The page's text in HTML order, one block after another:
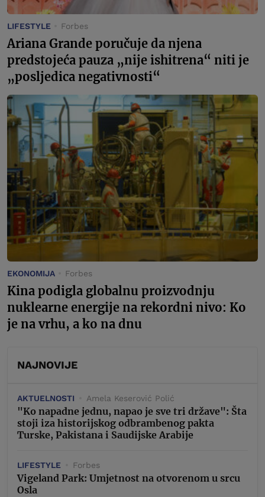
LIFESTYLE Forbes
Ariana Grande poručuje da njena
predstojeća pauza „nije ishitrena“ niti je
„posljedica negativnosti“
EKONOMIJA Forbes
Kina podigla globalnu proizvodnju
nuklearne energije na rekordni nivo: Ko
je na vrhu, a ko na dnu
NAJNOVIJE
AKTUELNOSTI Amela Keserović Polić
"Ko napadne jednu, napao je sve tri države": Šta
stoji iza historijskog odbrambenog pakta
Turske, Pakistana i Saudijske Arabije
LIFESTYLE Forbes
Vigeland Park: Umjetnost na otvorenom u srcu
Osla